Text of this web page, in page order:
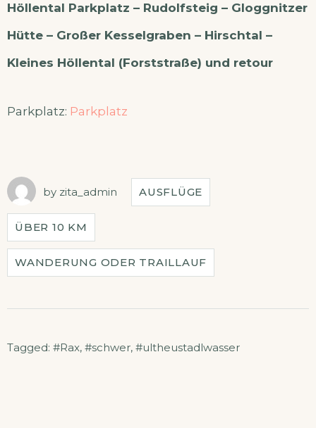
Höllental Parkplatz – Rudolfsteig – Gloggnitzer
Hütte – Großer Kesselgraben – Hirschtal –
Kleines Höllental (Forststraße) und retour
Parkplatz: Parkplatz
by zita_admin AUSFLÜGE
ÜBER 10 KM
WANDERUNG ODER TRAILLAUF
Tagged: #Rax, #schwer, #ultheustadlwasser